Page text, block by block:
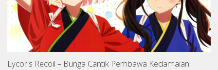
Lycoris Recoil – Bunga Cantik Pembawa Kedamaian